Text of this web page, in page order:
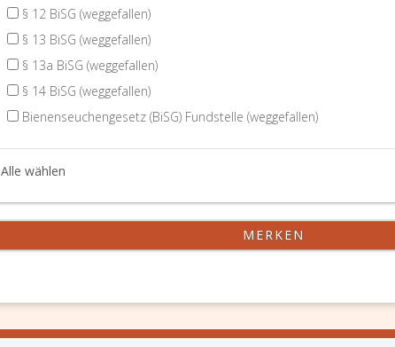
§ 12 BiSG (weggefallen)
§ 13 BiSG (weggefallen)
§ 13a BiSG (weggefallen)
§ 14 BiSG (weggefallen)
Bienenseuchengesetz (BiSG) Fundstelle (weggefallen)
Alle wählen
Alle wählen
MERKEN